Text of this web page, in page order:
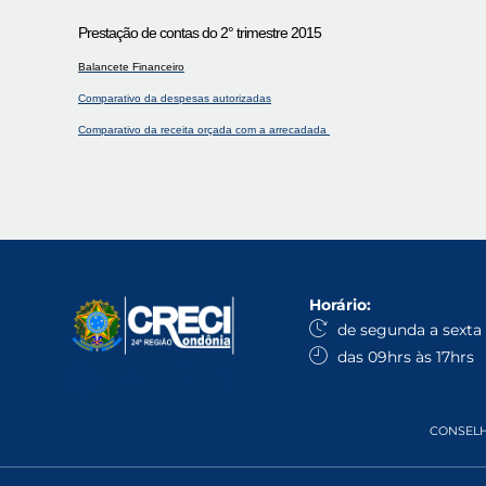
Prestação de contas do 2° trimestre 2015
Balancete Financeiro
Comparativo da despesas autorizadas
Comparativo da receita orçada com a arrecadada
Horário:
de segunda a sexta
das 09hrs às 17hrs